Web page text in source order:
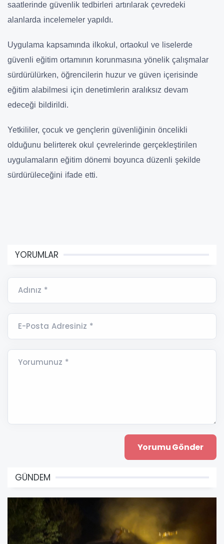
saatlerinde güvenlik tedbirleri artırılarak çevredeki
alanlarda incelemeler yapıldı.
Uygulama kapsamında ilkokul, ortaokul ve liselerde
güvenli eğitim ortamının korunmasına yönelik çalışmalar
sürdürülürken, öğrencilerin huzur ve güven içerisinde
eğitim alabilmesi için denetimlerin aralıksız devam
edeceği bildirildi.
Yetkililer, çocuk ve gençlerin güvenliğinin öncelikli
olduğunu belirterek okul çevrelerinde gerçekleştirilen
uygulamaların eğitim dönemi boyunca düzenli şekilde
sürdürüleceğini ifade etti.
YORUMLAR
Adınız *
E-Posta Adresiniz *
Yorumunuz *
GÜNDEM